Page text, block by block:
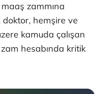
zammına
hemşire ve
kamuda çalışan
hesabında kritik